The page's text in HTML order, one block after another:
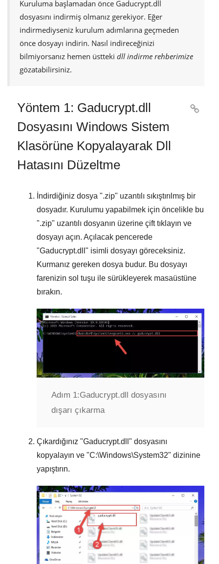
Kuruluma başlamadan önce Gaducrypt.dll
dosyasını indirmiş olmanız gerekiyor. Eğer
indirmediyseniz kurulum adımlarına geçmeden
önce dosyayı indirin. Nasıl indireceğinizi
bilmiyorsanız hemen üstteki dll indirme rehberimize
gözatabilirsiniz.
Yöntem 1: Gaducrypt.dll
Dosyasını Windows Sistem
Klasörüne Kopyalayarak Dll
Hatasını Düzeltme

İndirdiğiniz dosya ".zip" uzantılı sıkıştırılmış bir
dosyadır. Kurulumu yapabilmek için öncelikle bu
".zip" uzantılı dosyanın üzerine çift tıklayın ve
dosyayı açın. Açılacak pencerede
"Gaducrypt.dll " isimli dosyayı göreceksiniz.
Kurmanız gereken dosya budur. Bu dosyayı
farenizin sol tuşu ile sürükleyerek masaüstüne
bırakın.
Adım 1:Gaducrypt.dll dosyasını
dışarı çıkarma
Çıkardığınız "Gaducrypt.dll " dosyasını
kopyalayın ve "C:\Windows\System32" dizinine
yapıştırın.